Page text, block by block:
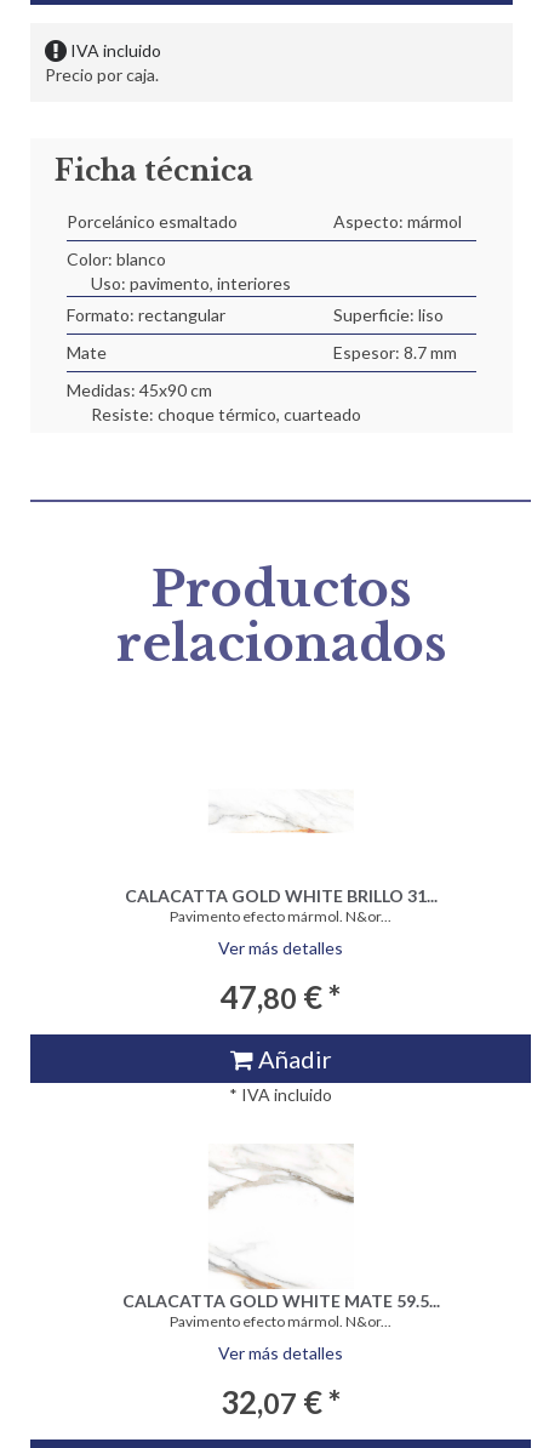
IVA incluido
Precio por caja.
Ficha técnica
Porcelánico esmaltado
Aspecto: mármol
Color: blanco
Uso: pavimento, interiores
Formato: rectangular
Superficie: liso
Mate
Espesor: 8.7 mm
Medidas: 45x90 cm
Resiste: choque térmico, cuarteado
Productos
relacionados
CALACATTA GOLD WHITE BRILLO 31...
Pavimento efecto mármol. N&or...
Ver más detalles
47,80 € *
Añadir
* IVA incluido
CALACATTA GOLD WHITE MATE 59.5...
Pavimento efecto mármol. N&or...
Ver más detalles
32,07 € *